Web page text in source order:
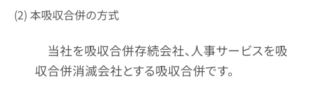
(2) 本吸収合併の方式
当社を吸収合併存続会社、人事サービスを吸
収合併消滅会社とする吸収合併です。